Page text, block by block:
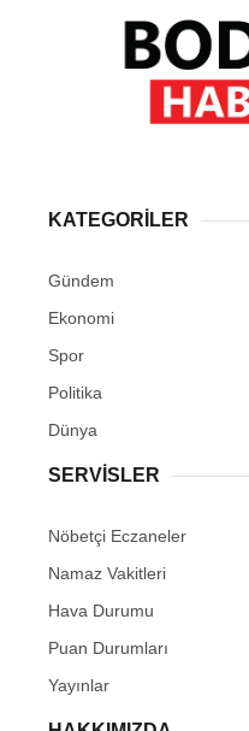
KATEGORİLER
Gündem
Ekonomi
Spor
Politika
Dünya
SERVİSLER
Nöbetçi Eczaneler
Namaz Vakitleri
Hava Durumu
Puan Durumları
Yayınlar